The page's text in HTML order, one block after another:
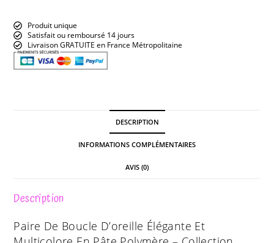
Produit unique
Satisfait ou remboursé 14 jours
Livraison GRATUITE en France Métropolitaine
DESCRIPTION
INFORMATIONS COMPLÉMENTAIRES
AVIS (0)
Description
Paire De Boucle D’oreille Élégante Et